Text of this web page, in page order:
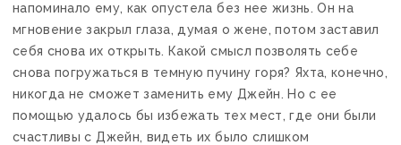
напоминало ему, как опустела без нее жизнь. Он на
мгновение закрыл глаза, думая о жене, потом заставил
себя снова их открыть. Какой смысл позволять себе
снова погружаться в темную пучину горя? Яхта, конечно,
никогда не сможет заменить ему Джейн. Но с ее
помощью удалось бы избежать тех мест, где они были
счастливы с Джейн, видеть их было слишком